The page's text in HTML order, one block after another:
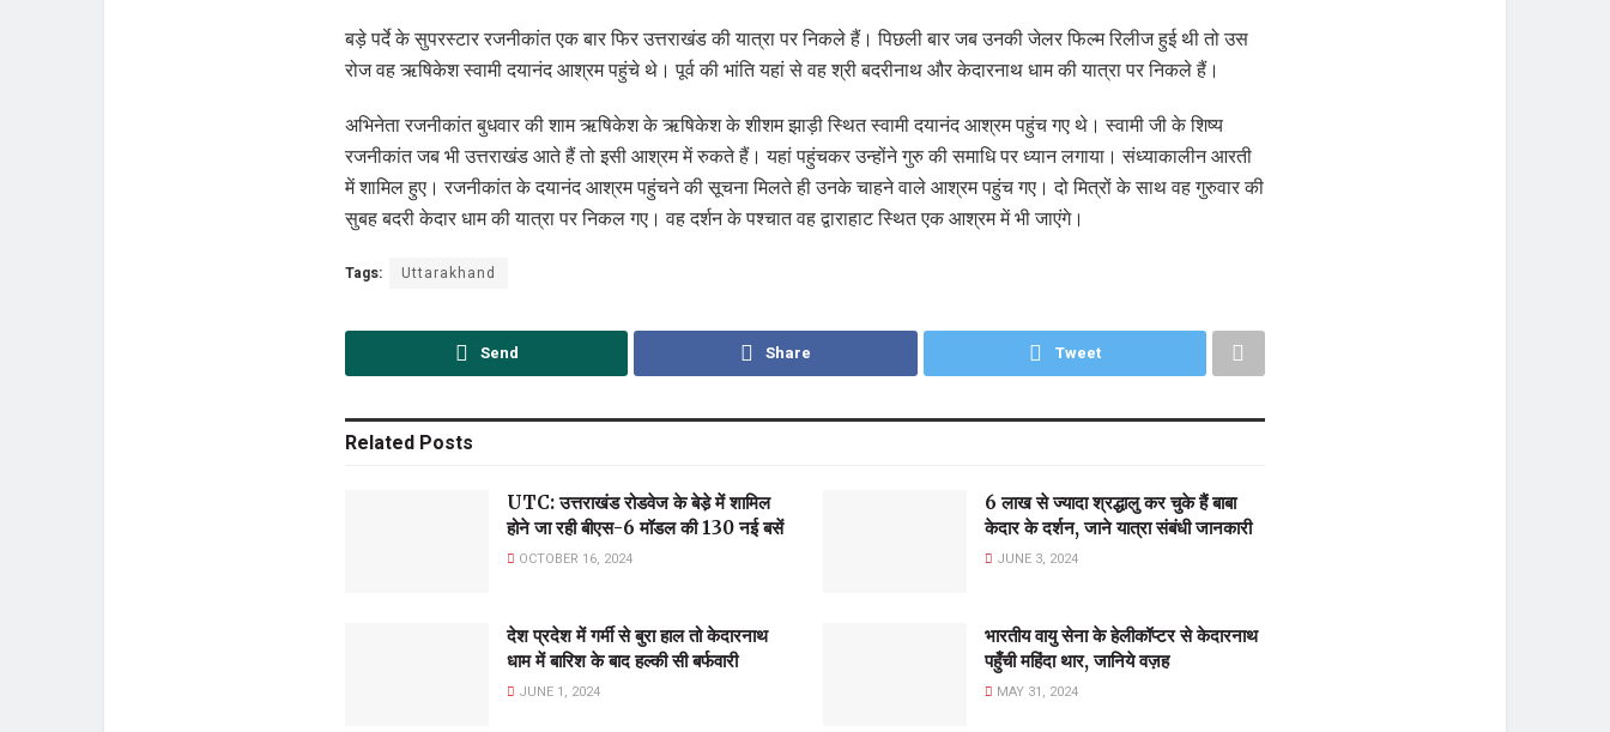
बड़े पर्दे के सुपरस्टार रजनीकांत एक बार फिर उत्तराखंड की यात्रा पर निकले हैं। पिछली बार जब उनकी जेलर फिल्म रिलीज हुई थी तो उस
रोज वह ऋषिकेश स्वामी दयानंद आश्रम पहुंचे थे। पूर्व की भांति यहां से वह श्री बदरीनाथ और केदारनाथ धाम की यात्रा पर निकले हैं।
अभिनेता रजनीकांत बुधवार की शाम ऋषिकेश के ऋषिकेश के शीशम झाड़ी स्थित स्वामी दयानंद आश्रम पहुंच गए थे। स्वामी जी के शिष्य
रजनीकांत जब भी उत्तराखंड आते हैं तो इसी आश्रम में रुकते हैं। यहां पहुंचकर उन्होंने गुरु की समाधि पर ध्यान लगाया। संध्याकालीन आरती
में शामिल हुए। रजनीकांत के दयानंद आश्रम पहुंचने की सूचना मिलते ही उनके चाहने वाले आश्रम पहुंच गए। दो मित्रों के साथ वह गुरुवार की
सुबह बदरी केदार धाम की यात्रा पर निकल गए। वह दर्शन के पश्चात वह द्वाराहाट स्थित एक आश्रम में भी जाएंगे।
Tags: Uttarakhand
Send Share Tweet
Related Posts
UTC: उत्तराखंड रोडवेज के बेडे़ में शामिल
होने जा रही बीएस-6 मॉडल की 130 नई बसें
OCTOBER 16, 2024
6 लाख से ज्यादा श्रद्धालु कर चुके हैं बाबा
केदार के दर्शन, जाने यात्रा संबंधी जानकारी
JUNE 3, 2024
देश प्रदेश में गर्मी से बुरा हाल तो केदारनाथ
धाम में बारिश के बाद हल्की सी बर्फवारी
JUNE 1, 2024
भारतीय वायु सेना के हेलीकॉप्टर से केदारनाथ
पहुँची महिंदा थार, जानिये वज़ह
MAY 31, 2024